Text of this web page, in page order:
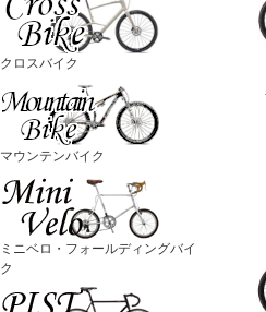
クロスバイク
マウンテンバイク
ミニベロ・フォールディングバイ
ク